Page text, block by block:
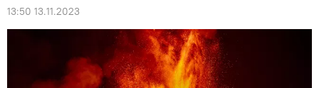
13:50 13.11.2023